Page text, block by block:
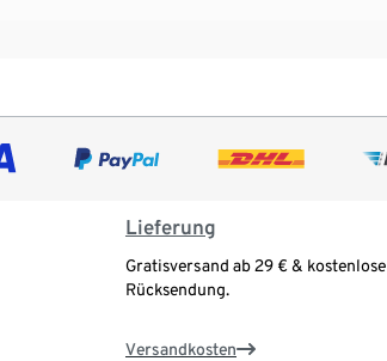
Lieferung
Gratisversand ab 29 € & kostenlose
Rücksendung.
Versandkosten